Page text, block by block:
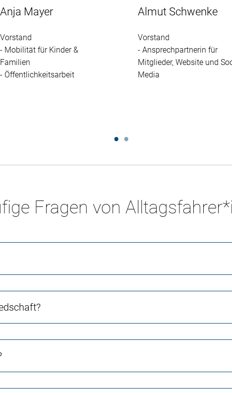
Anja Mayer
Vorstand
- Mobilität für Kinder &
Familien
- Öffentlichkeitsarbeit
Almut Schwenke
Vorstand
- Ansprechpartnerin für
Mitglieder, Website und
Media
Fragen von